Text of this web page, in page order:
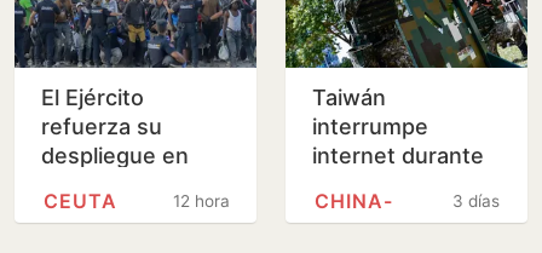
El Ejército
refuerza su
despliegue en
fragatas de la12 horas
CEUTA
Taiwán
interrumpe
internet durante
militares
3 días
CHINA-